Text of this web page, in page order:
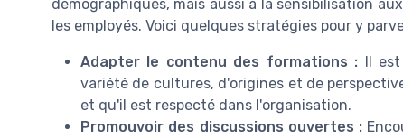
démographiques, mais aussi à la sensibilisation
les employés. Voici quelques stratégies pour y
Adapter le contenu des formations : Il
variété de cultures, d'origines et de
et qu'il est respecté dans l'organisation.
Promouvoir des discussions ouvertes :